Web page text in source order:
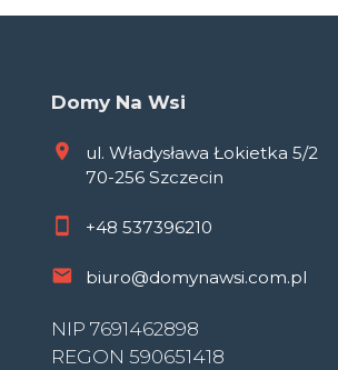
Domy Na Wsi
ul. Władysława Łokietka 5/2
70-256 Szczecin
+48 537396210
biuro@domynawsi.com.pl
NIP 7691462898
REGON 590651418